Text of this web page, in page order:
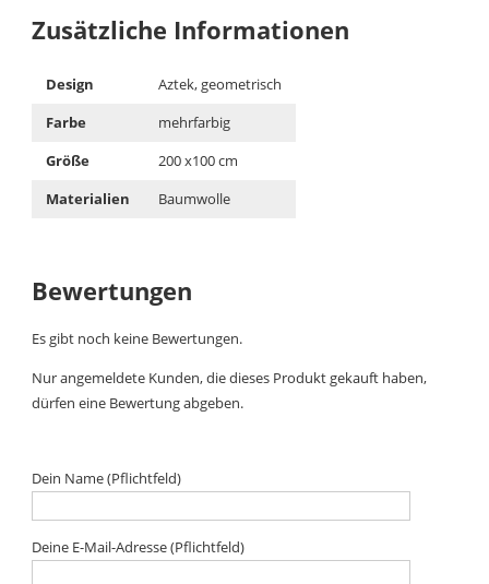
Zusätzliche Informationen
Design
Aztek, geometrisch
Farbe
mehrfarbig
Größe
200 x100 cm
Materialien
Baumwolle
Bewertungen
Es gibt noch keine Bewertungen.
Nur angemeldete Kunden, die dieses Produkt gekauft haben,
dürfen eine Bewertung abgeben.
Dein Name (Pflichtfeld)
Deine E-Mail-Adresse (Pflichtfeld)